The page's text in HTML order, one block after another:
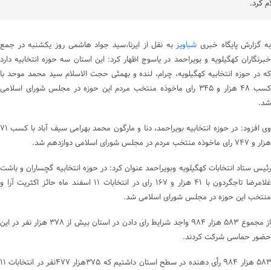
کرد.
به گزارش پایگاه خبری شباویزبه نقل از ایرنا،سید جواد هاشمی روز یکشنبه در جمع
خبرنگاران کهگیلویه و بویراحمد در یاسوج اظهار کرد: این استان سه حوزه انتخابیه دارد
که در حوزه انتخابیه کهگیلویه، چرام، لنده و بهمئی حجت الاسلام سید محمد موحد با
کسب ۴۸ هزار و ۳۴۵ رای ماخوذه منتخب مردم این حوزه در مجلس شورای اسلامی
شد.
وی افزود: در حوزه انتخابیه بویراحمد، دنا و مارگون محمد بهرامی سیف آباد با کسب ۷۱
هزار و ۷۴۷ رای ماخوذه منتخب مردم در مجلس شورای اسلامی دوازدهم شد.
رئیس ستاد انتخابات کهگیلویه وبویراحمد عنوان کرد: در حوزه انتخابیه گچساران و باشت
غلامرضا تاجگردون با ۴۱ هزار و ۱۶۷ رای در انتخابات ۱۱ اسفند ماه حائز اکثریت آرا و
منتخب این حوزه در مجلس شورای اسلامی شد.
از مجموع ۵۸۳ هزار ۹۸۴ واجد شرایط رای دادن در استان بیش از ۳۷۸ هزار نفر در این
حضور حماسی شرکت کردند.
۵۸۳ هزار ۹۸۴ رأی دهنده در سطح استان داشتیم که ۳۷۵هزار ۴۷۷نفر در انتخابات ۱۱